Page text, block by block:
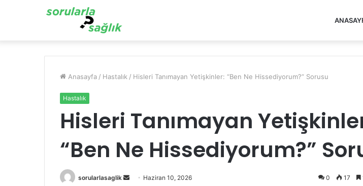
Anasayfa / Hastalık / Hisleri Tanımayan Yetişkinler: “Ben Ne Hissediyorum?” Sorusu
Hastalık
Hisleri Tanımayan
“Ben Ne Hissediyorum?”
sorularlasaglik
Bir
Haziran 10, 2026 0 17